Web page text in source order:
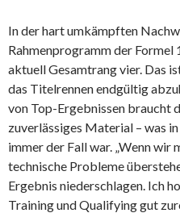
In der hart umkämpften
Rahmenprogramm der
aktuell Gesamtrang vier. Das
das Titelrennen endgültig
von Top-Ergebnissen braucht
zuverlässiges Material – was
immer der Fall war. „Wenn wir
technische Probleme
Ergebnis niederschlagen. Ich
Training und Qualifying gut